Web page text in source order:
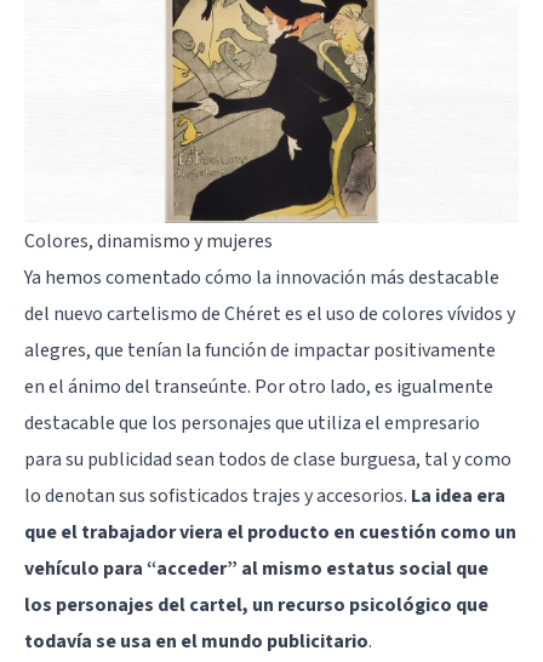
Colores, dinamismo y mujeres
Ya hemos comentado cómo la innovación más destacable
del nuevo cartelismo de Chéret es el uso de colores vívidos y
alegres, que tenían la función de impactar positivamente
en el ánimo del transeúnte. Por otro lado, es igualmente
destacable que los personajes que utiliza el empresario
para su publicidad sean todos de clase burguesa, tal y como
lo denotan sus sofisticados trajes y accesorios. La idea era
que el trabajador viera el producto en cuestión como un
vehículo para “acceder” al mismo estatus social que
los personajes del cartel, un recurso psicológico que
todavía se usa en el mundo publicitario.